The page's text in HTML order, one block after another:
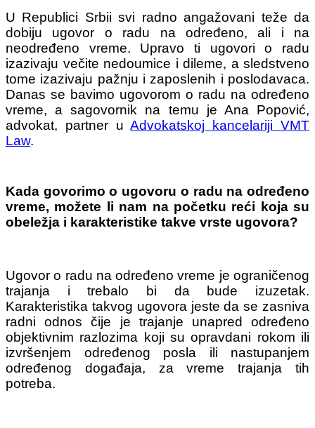
U Republici Srbii svi radno angažovani teže da
dobiju ugovor o radu na određeno, ali i na
neodređeno vreme. Upravo ti ugovori o radu
izazivaju večite nedoumice i dileme, a sledstveno
tome izazivaju pažnju i zaposlenih i poslodavaca.
Danas se bavimo ugovorom o radu na određeno
vreme, a sagovornik na temu je Ana Popović,
advokat, partner uAdvokatskoj kancelariji VMT
Law.
Kada govorimo o ugovoru o radu na određeno
vreme, možete li nam na početku reći koja su
obeležja i karakteristike takve vrste ugovora?
Ugovor o radu na određeno vreme je ograničenog
trajanja i trebalo bi da bude izuzetak.
Karakteristika takvog ugovora jeste da se zasniva
radni odnos čije je trajanje unapred određeno
objektivnim razlozima koji su opravdani rokom ili
izvršenjem određenog posla ili nastupanjem
određenog događaja, za vreme trajanja tih
potreba.